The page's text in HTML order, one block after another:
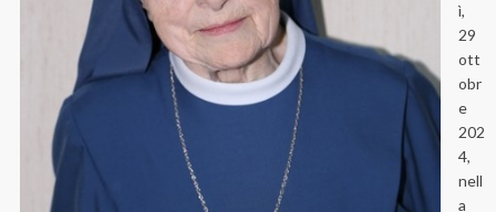
ì,
29
ott
obr
e
202
4,
nell
a